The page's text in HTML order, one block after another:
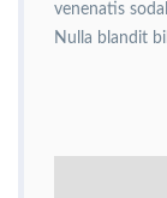
venenatis
Nulla blandit